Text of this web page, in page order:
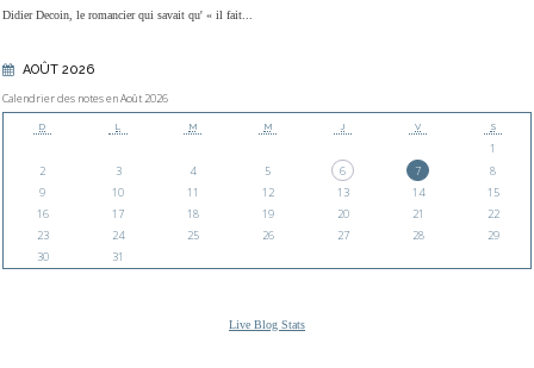
Didier Decoin, le romancier qui savait qu' « il fait...
AOÛT 2026
Calendrier des notes en Août 2026
D L M M J V S
1
2
3 4 5 6 7
8
9
10 11 12 13 14
15
16
17 18 19 20 21
22
23
24 25 26 27 28
29
30
31
Live Blog Stats